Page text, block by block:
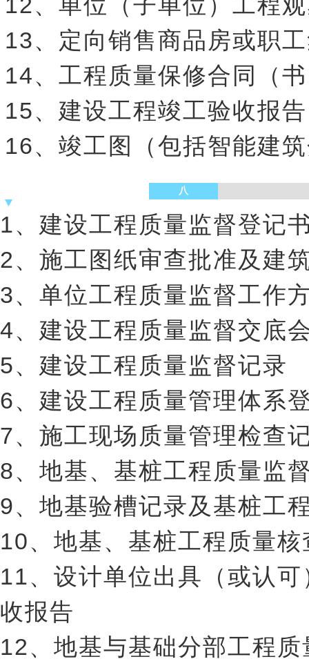
13、定向销售商品房或职
14、工程质量保修合同（
15、建设工程竣工验收报
16、竣工图（包括智能建
八
1、建设工程质量监督登记
2、施工图纸审查批准及建
3、单位工程质量监督工作
4、建设工程质量监督交底
5、建设工程质量监督记录
6、建设工程质量管理体系
7、施工现场质量管理检查
8、地基、基桩工程质量监
9、地基验槽记录及基桩工
10、地基、基桩工程质量核
11、设计单位出具（或认
收报告
12、地基与基础分部工程